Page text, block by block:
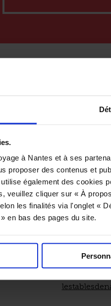
à Nantes et à ses
proposer des contenus et
également des cookies
veuillez cliquer sur « À
les finalités via l'onglet «
en bas des pages du site.
Dirección
SPL Le
1/3 rue Crucy
Fax 02